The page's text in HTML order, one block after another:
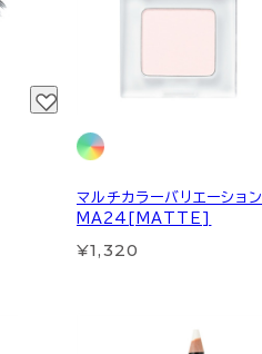
マルチカラーバリエーション
MA24[MATTE]
¥1,320